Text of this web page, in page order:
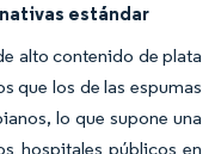
estándar
alto contenido de plata
que los de las espumas
lo que supone una
hospitales públicos en